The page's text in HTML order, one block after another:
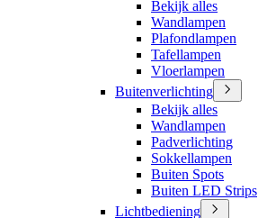
Bekijk alles
Wandlampen
Plafondlampen
Tafellampen
Vloerlampen
Buitenverlichting
Bekijk alles
Wandlampen
Padverlichting
Sokkellampen
Buiten Spots
Buiten LED Strips
Lichtbediening